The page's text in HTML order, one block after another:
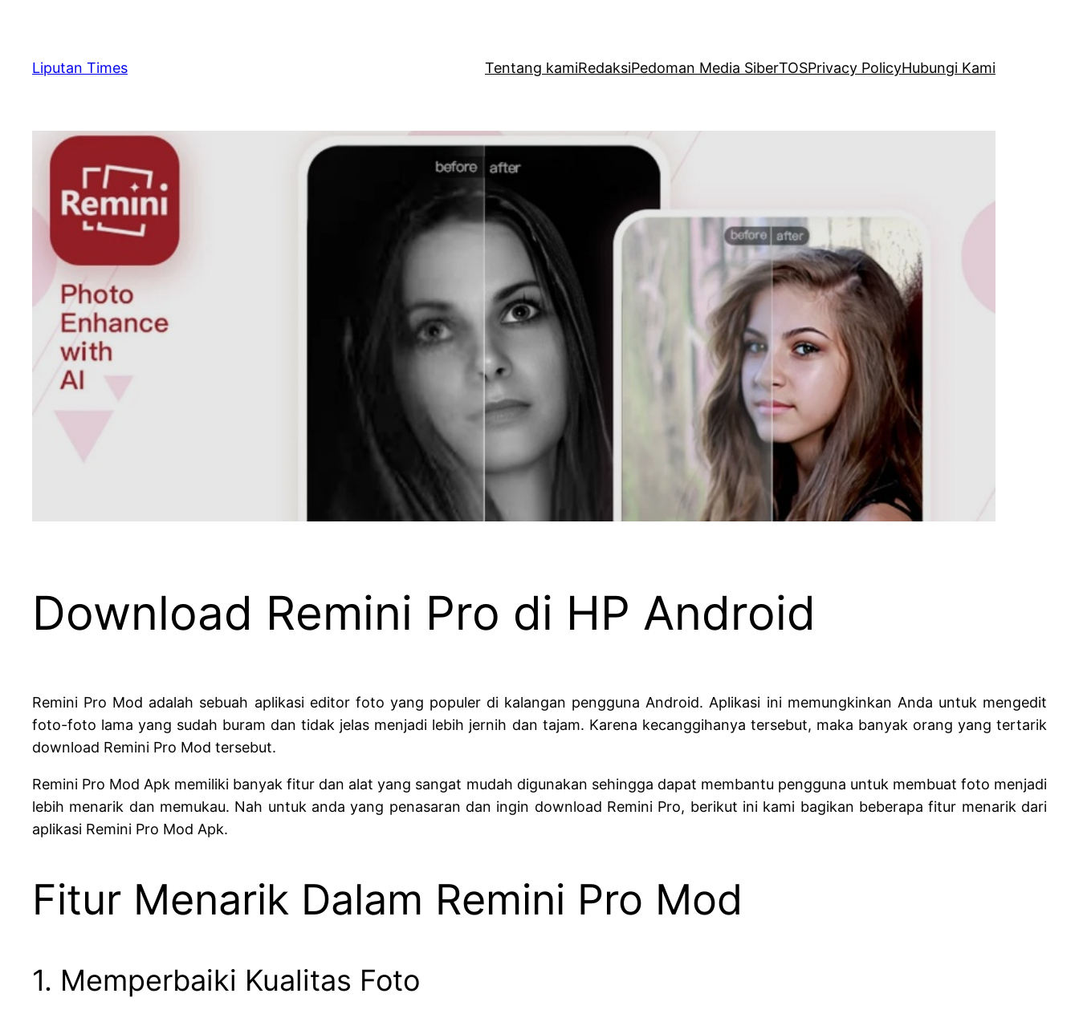
content
Liputan Times Tentang kamiRedaksiPedoman Media SiberTOSPrivacy PolicyHubungi Kami
Download Remini Pro di HP Android
Remini Pro Mod adalah sebuah aplikasi editor foto yang populer di kalangan pengguna Android. Aplikasi ini memungkinkan Anda untuk mengedit
foto-foto lama yang sudah buram dan tidak jelas menjadi lebih jernih dan tajam. Karena kecanggihanya tersebut, maka banyak orang yang tertarik
download Remini Pro Mod tersebut.
Remini Pro Mod Apk memiliki banyak fitur dan alat yang sangat mudah digunakan sehingga dapat membantu pengguna untuk membuat foto menjadi
lebih menarik dan memukau. Nah untuk anda yang penasaran dan ingin download Remini Pro, berikut ini kami bagikan beberapa fitur menarik dari
aplikasi Remini Pro Mod Apk.
Fitur Menarik Dalam Remini Pro Mod
1. Memperbaiki Kualitas Foto